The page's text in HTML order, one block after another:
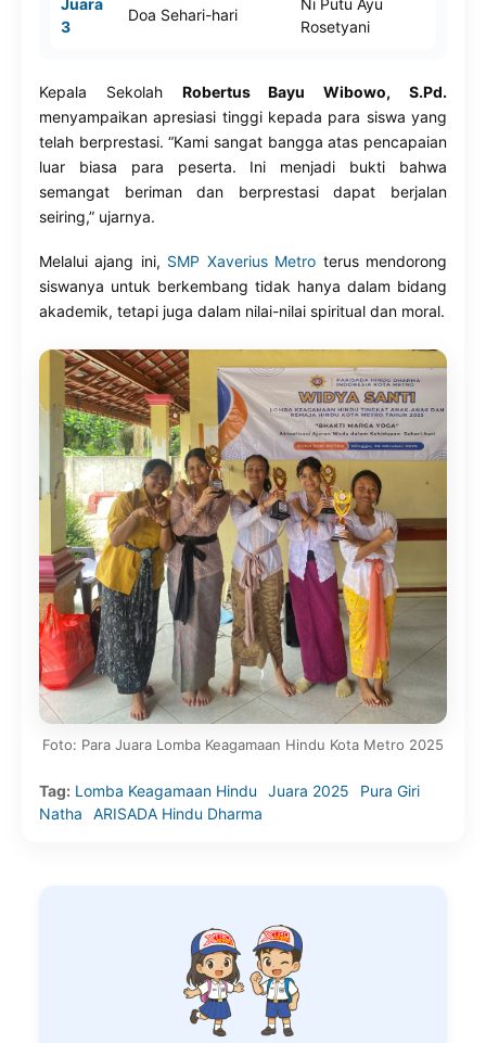
Juara
3
Doa Sehari-hari
Ni Putu Ayu
Rosetyani
Kepala Sekolah Robertus Bayu Wibowo, S.Pd.
menyampaikan apresiasi tinggi kepada para siswa yang
telah berprestasi. “Kami sangat bangga atas pencapaian
luar biasa para peserta. Ini menjadi bukti bahwa
semangat beriman dan berprestasi dapat berjalan
seiring,” ujarnya.
Melalui ajang ini, SMP Xaverius Metro terus mendorong
siswanya untuk berkembang tidak hanya dalam bidang
akademik, tetapi juga dalam nilai-nilai spiritual dan moral.
Foto: Para Juara Lomba Keagamaan Hindu Kota Metro 2025
Tag: Lomba Keagamaan Hindu Juara 2025
Pura Giri
Natha
ARISADA Hindu Dharma